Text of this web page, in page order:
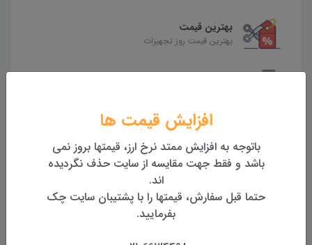
بهترین قیمت
بهترین قیمت روز تجهیزات
بازگشت وجه
بازگشت وجه بدون قید و شرط
محصولات مرتبط
افزایش قیمت ها
باتوجه به افزایش ممتد نرخ ارز، قیمتها بروز نمی
باشد و فقط جهت مقایسه از سایت حذف نگردیده
اند.
حتما قبل سفارش، قیمتها را با پشتیبان سایت چک
بفرمایید.